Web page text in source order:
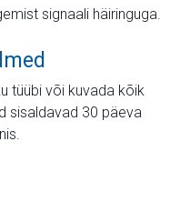
signaali häiringuga.
tüübi või kuvada kõik
sisaldavad 30 päeva